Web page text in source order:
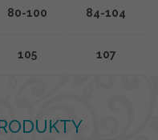
80-100 84-104
105 107